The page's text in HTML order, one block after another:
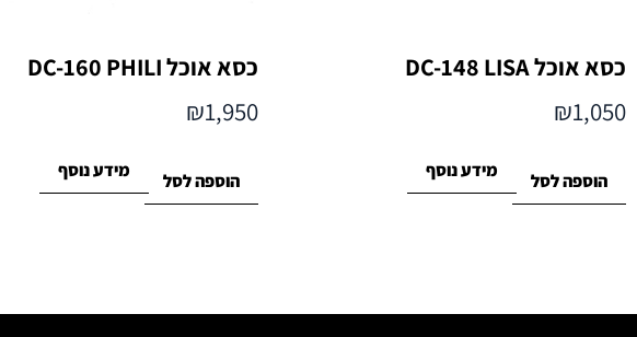
כסא אוכל DC-148 LISA
₪1,050
הוספה לסל מידע נוסף
כסא אוכל DC-160 PHILI
₪1,950
הוספה לסל מידע נוסף